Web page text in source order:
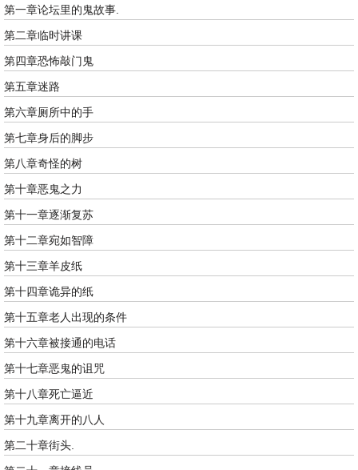
第一章论坛里的鬼故事.
第二章临时讲课
第四章恐怖敲门鬼
第五章迷路
第六章厕所中的手
第七章身后的脚步
第八章奇怪的树
第十章恶鬼之力
第十一章逐渐复苏
第十二章宛如智障
第十三章羊皮纸
第十四章诡异的纸
第十五章老人出现的条件
第十六章被接通的电话
第十七章恶鬼的诅咒
第十八章死亡逼近
第十九章离开的八人
第二十章街头.